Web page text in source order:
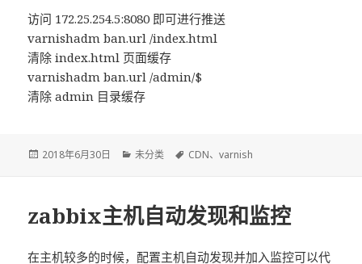
访问 172.25.254.5:8080 即可进行推送
varnishadm ban.url /index.html
清除 index.html 页面缓存
varnishadm ban.url /admin/$
清除 admin 目录缓存
发
2018年6月30日
分
未分类
标
CDN、varnish
zabbix主机自动发现和监控
在主机较多的时候，配置主机自动发现并加入监控可以代